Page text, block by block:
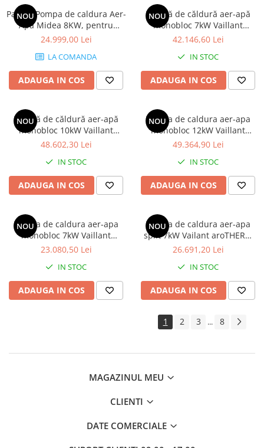
Termostate si controlere
Termostate de camera
Accesorii
Cleme de fixare si coliere
Accesorii de montaj
Substante intretinere instalatii
Accesorii instalatii termice
Distribuitoare
Filtre apa
Baterii instant
Baterii sanitare
Filtre apa potabila
Sanitare
Accesorii baie
Cabine de dus
Sifoane si rigole
NOU
Pachet Pompa de caldura Aer-
Apa Midea 8KW, pentru
incalzire/racire/apa calda
acumulator
24.999,00 Lei
LA COMANDA
ADAUGA IN COS
NOU
Pompă de căldură aer-apă
monobloc 7kW Vaillant
aroTHERM Plus R290, cu
litri)
42.146,60 Lei
IN STOC
ADAUGA IN COS
NOU
Pompă de căldură aer-apă
monobloc 10kW Vaillant
aroTHERM Plus R290, cu
litri)
48.602,30 Lei
IN STOC
ADAUGA IN COS
NOU
Pompa de caldura aer-apa
monobloc 12kW Vaillant
aroTHERM Plus R290, cu
litri)
49.364,90 Lei
IN STOC
ADAUGA IN COS
NOU
Pompa de caldura aer-apa
monobloc 7kW Vaillant
aroTHERM Plus R290, cu
23.080,50 Lei
IN STOC
ADAUGA IN COS
NOU
Pompa de caldura aer-apa
split 7kW Vailant aroTHERM
cu unitate interioara (statie
26.691,20 Lei
IN STOC
ADAUGA IN COS
1 2 3 ... 8
MAGAZINUL MEU
CLIENTI
DATE COMERCIALE